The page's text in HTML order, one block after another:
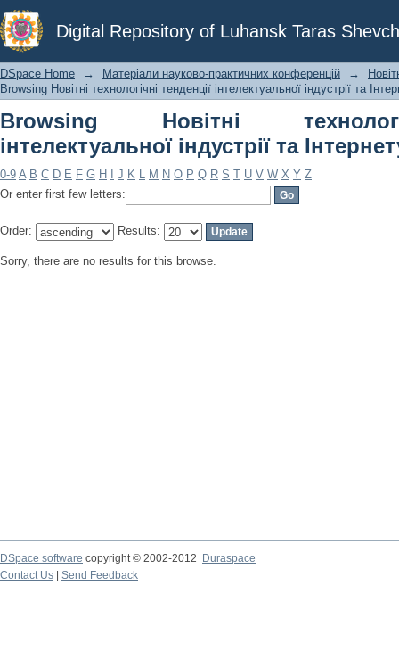
Digital Repository of Luhansk Taras
Browsing Новітні технологічні
речей by Subject
DSpace Home → Матеріали науково-практичних конференцій →
Browsing Новітні технологічні тенденції інтелектуальної індустрії та
Browsing Новітні
інтелектуальної індустрії та
0-9 A B C D E F G H J K L M N O P Q R S T U V W X Y Z
Or enter first few letters:
Order: Results:
Sorry, there are no results for this browse.
DSpace software copyright © 2002-2012
Duraspace
Contact Us
Send Feedback